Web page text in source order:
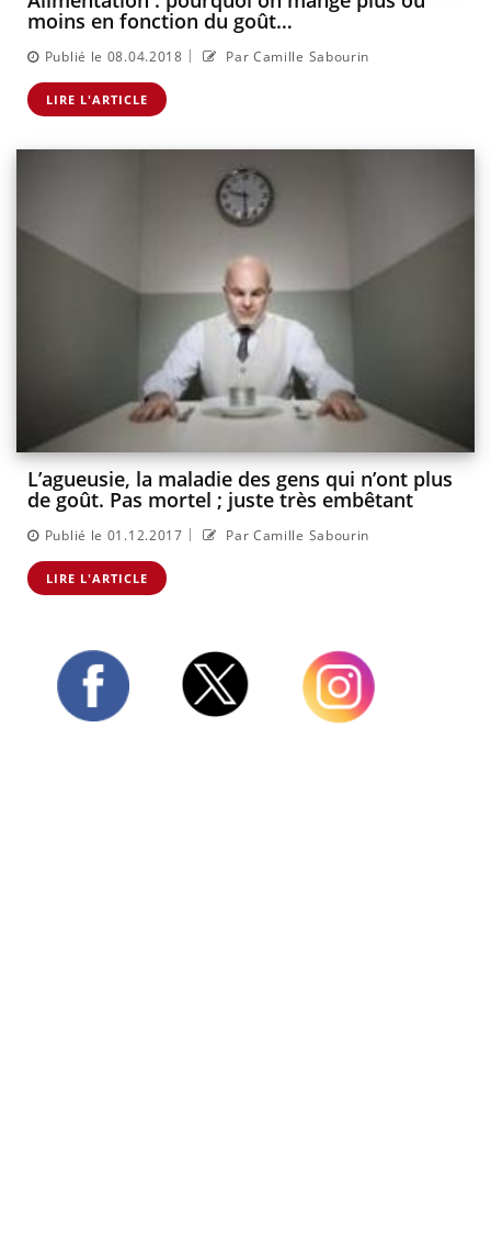
moins en fonction du goût…
Publié le 08.04.2018 | Par Camille Sabourin
LIRE L'ARTICLE
L’agueusie, la maladie des gens qui n’ont plus
de goût. Pas mortel ; juste très embêtant
Publié le 01.12.2017 | Par Camille Sabourin
LIRE L'ARTICLE